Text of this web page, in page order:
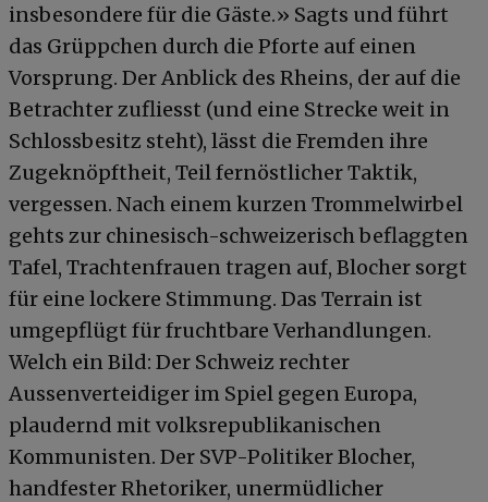
insbesondere für die Gäste.» Sagts und führt
das Grüppchen durch die Pforte auf einen
Vorsprung. Der Anblick des Rheins, der auf die
Betrachter zufliesst (und eine Strecke weit in
Schlossbesitz steht), lässt die Fremden ihre
Zugeknöpftheit, Teil fernöstlicher Taktik,
vergessen. Nach einem kurzen Trommelwirbel
gehts zur chinesisch-schweizerisch beflaggten
Tafel, Trachtenfrauen tragen auf, Blocher sorgt
für eine lockere Stimmung. Das Terrain ist
umgepflügt für fruchtbare Verhandlungen.
Welch ein Bild: Der Schweiz rechter
Aussenverteidiger im Spiel gegen Europa,
plaudernd mit volksrepublikanischen
Kommunisten. Der SVP-Politiker Blocher,
handfester Rhetoriker, unermüdlicher